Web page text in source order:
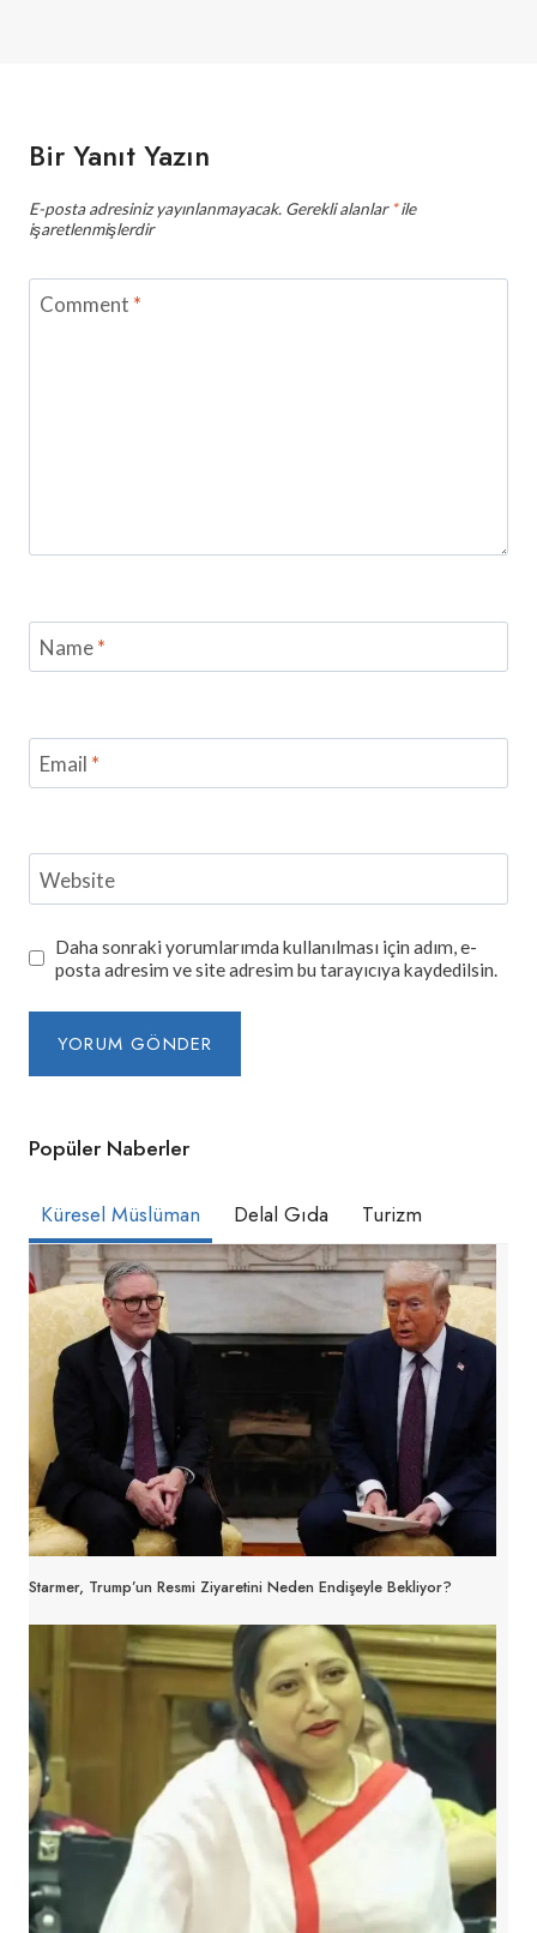
Bir Yanıt Yazın
E-posta adresiniz yayınlanmayacak. Gerekli alanlar*ile
işaretlenmişlerdir
Comment *
Name*
Email *
Website
Daha sonraki yorumlarımda kullanılması için adım, e-
posta adresim ve site adresim bu tarayıcıya kaydedilsin.
Popüler Naberler
Küresel Müslüman Delal Gıda Turizm
Starmer, Trump’un Resmi Ziyaretini Neden Endişeyle Bekliyor?